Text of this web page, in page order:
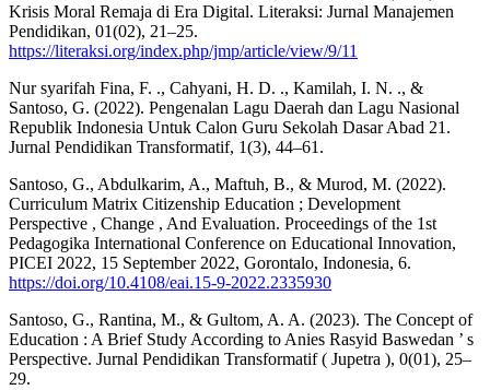
Krisis Moral Remaja di Era Digital. Literaksi: Jurnal Manajemen
Pendidikan, 01(02), 21–25.
https://literaksi.org/index.php/jmp/article/view/9/11
Nur syarifah Fina, F. ., Cahyani, H. D. ., Kamilah, I. N. ., &
Santoso, G. (2022). Pengenalan Lagu Daerah dan Lagu Nasional
Republik Indonesia Untuk Calon Guru Sekolah Dasar Abad 21.
Jurnal Pendidikan Transformatif, 1(3), 44–61.
Santoso, G., Abdulkarim, A., Maftuh, B., & Murod, M. (2022).
Curriculum Matrix Citizenship Education ; Development
Perspective , Change , And Evaluation. Proceedings of the 1st
Pedagogika International Conference on Educational Innovation,
PICEI 2022, 15 September 2022, Gorontalo, Indonesia, 6.
https://doi.org/10.4108/eai.15-9-2022.2335930
Santoso, G., Rantina, M., & Gultom, A. A. (2023). The Concept of
Education : A Brief Study According to Anies Rasyid Baswedan ’ s
Perspective. Jurnal Pendidikan Transformatif ( Jupetra ), 0(01), 25–
29.